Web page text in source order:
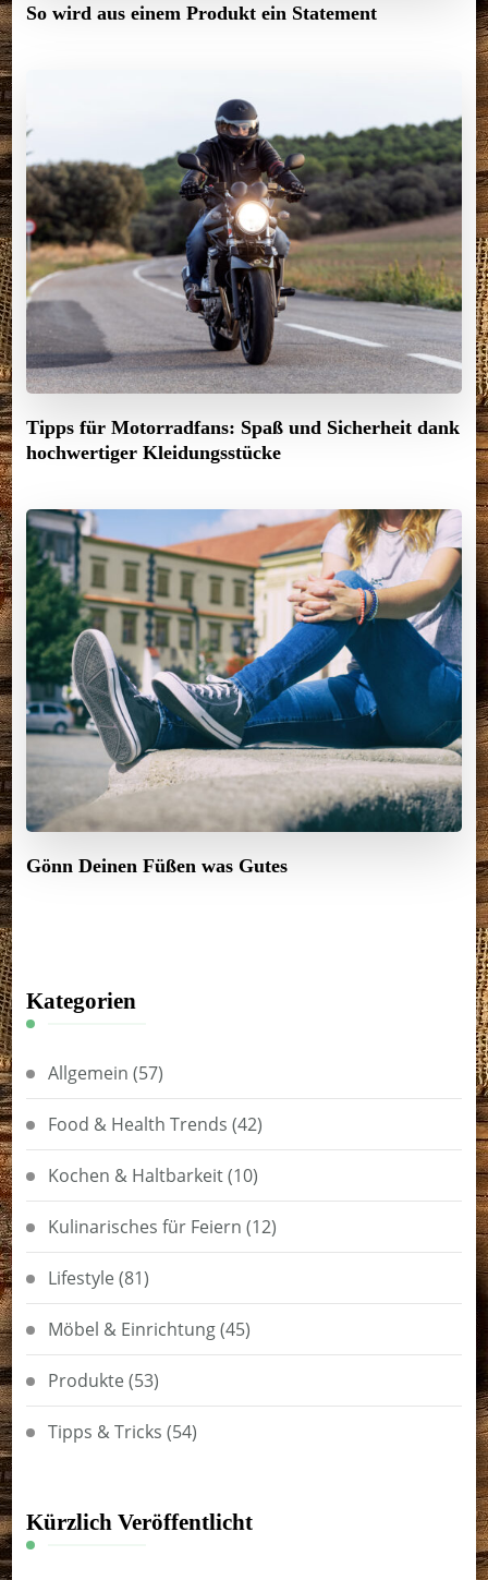
So wird aus einem Produkt ein Statement
Tipps für Motorradfans: Spaß und Sicherheit dank
hochwertiger Kleidungsstücke
Gönn Deinen Füßen was Gutes
Kategorien
Allgemein (57)
Food & Health Trends (42)
Kochen & Haltbarkeit(10)
Kulinarisches für Feiern (12)
Lifestyle (81)
Möbel & Einrichtung(45)
Produkte (53)
Tipps & Tricks (54)
Kürzlich Veröffentlicht